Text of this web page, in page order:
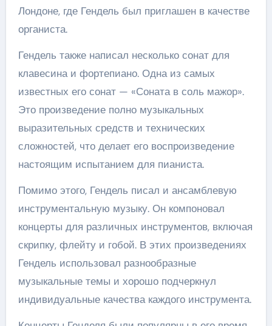
Лондоне, где Гендель был приглашен в качестве
органиста.
Гендель также написал несколько сонат для
клавесина и фортепиано. Одна из самых
известных его сонат — «Соната в соль мажор».
Это произведение полно музыкальных
выразительных средств и технических
сложностей, что делает его воспроизведение
настоящим испытанием для пианиста.
Помимо этого, Гендель писал и ансамблевую
инструментальную музыку. Он компоновал
концерты для различных инструментов, включая
скрипку, флейту и гобой. В этих произведениях
Гендель использовал разнообразные
музыкальные темы и хорошо подчеркнул
индивидуальные качества каждого инструмента.